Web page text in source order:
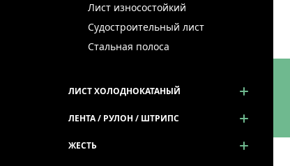
Лист износостойкий
Судостроительный лист
Стальная полоса
ЛИСТ ХОЛОДНОКАТАНЫЙ
ЛЕНТА / РУЛОН / ШТРИПС
ЖЕСТЬ